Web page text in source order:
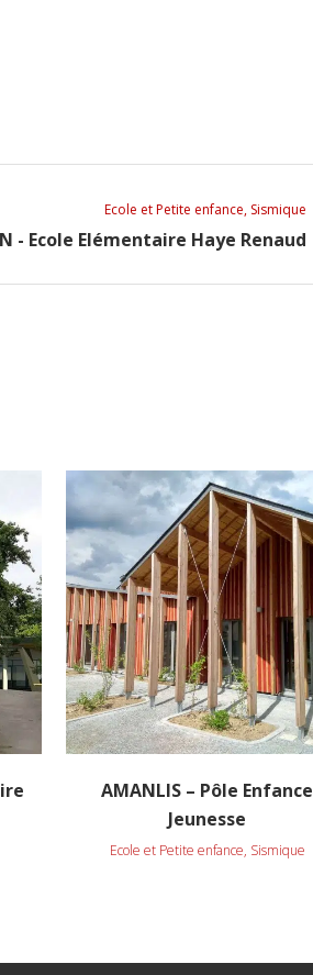
Ecole et Petite enfance, Sismique
- Ecole Elémentaire Haye Renaud
VOIR
AMANLIS – Pôle Enfance
Jeunesse
Ecole et Petite enfance, Sismique